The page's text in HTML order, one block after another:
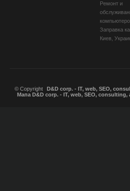
Ремонт и
Заправка
Киев,
© Copyright D&D corp. - IT, web, SEO,
Мапа D&D corp. - IT, web, SEO,